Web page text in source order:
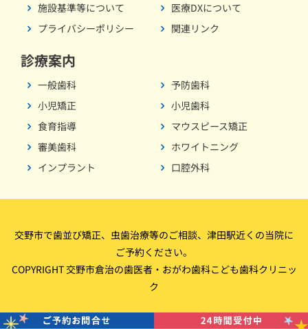
施設基準等について
医療DXについて
プライバシーポリシー
関連リンク
診療案内
一般歯科
予防歯科
小児矯正
小児歯科
食育指導
マウスピース矯正
審美歯科
ホワイトニング
インプラント
口腔外科
交野市で歯並び矯正、虫歯治療等のご相談、津田駅近くの当院に
ご予約ください。
COPYRIGHT 交野市倉治の歯医者・おがわ歯科こども歯科クリニッ
ク